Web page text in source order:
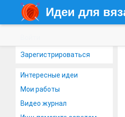
Идеи для
Зарегистрироваться
Интересные идеи
Мои работы
Видео журнал